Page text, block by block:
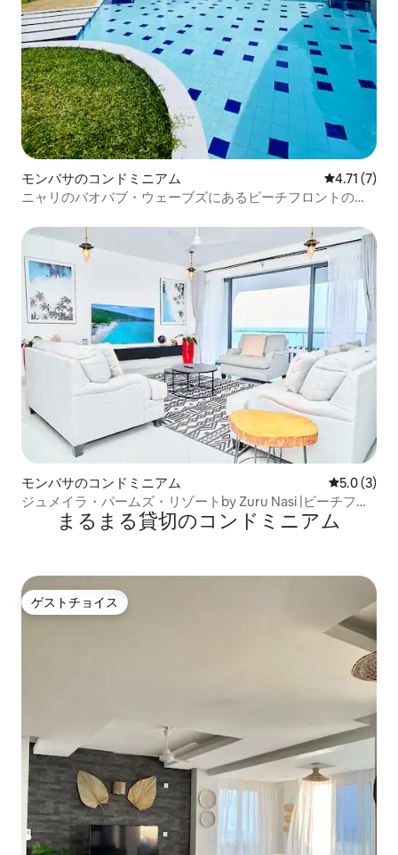
モンバサのコンドミニアム レビュー7
4.71 (7)
ニャリのバオバブ・ウェーブズにあるビーチフロントの寝
モンバサのコンドミニアム レビュー3
5.0 (3)
ジュメイラ・パームズ・リゾートby Zuru Nasi |ビーチフロ
まるまる貸切のコンドミニアム
ゲストチョイス
ゲストチョイス